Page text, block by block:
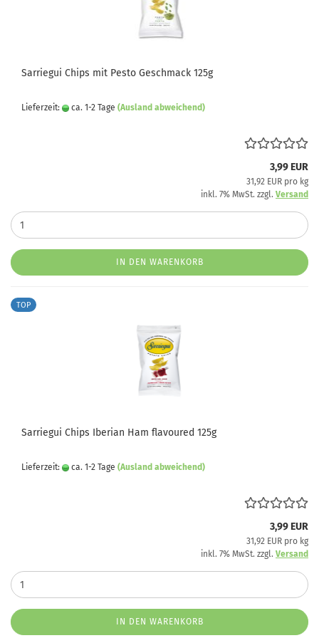
Sarriegui Chips mit Pesto Geschmack 125g
Lieferzeit: ca. 1-2 Tage (Ausland abweichend)
3,99 EUR
31,92 EUR pro kg
inkl. 7% MwSt. zzgl. Versand
IN DEN WARENKORB
TOP
Sarriegui Chips Iberian Ham flavoured 125g
Lieferzeit: ca. 1-2 Tage (Ausland abweichend)
3,99 EUR
31,92 EUR pro kg
inkl. 7% MwSt. zzgl. Versand
IN DEN WARENKORB